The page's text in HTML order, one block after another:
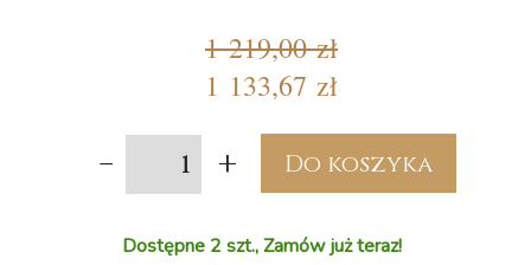
1 219,00 zł
1 133,67 zł
- + Do koszyka
Dostępne 2 szt., Zamów już teraz!